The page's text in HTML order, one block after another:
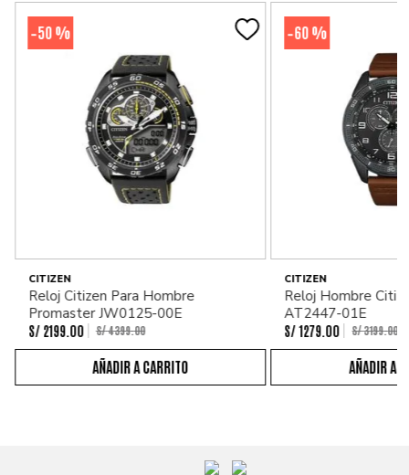
-50 %
CITIZEN
Reloj Citizen Para Hombre
Promaster JW0125-00E
S/ 2199. 00 S/4399.00
-60 %
CITIZEN
Reloj Hombre
AT2447-01E
S/ 1279 00 S/3199.00